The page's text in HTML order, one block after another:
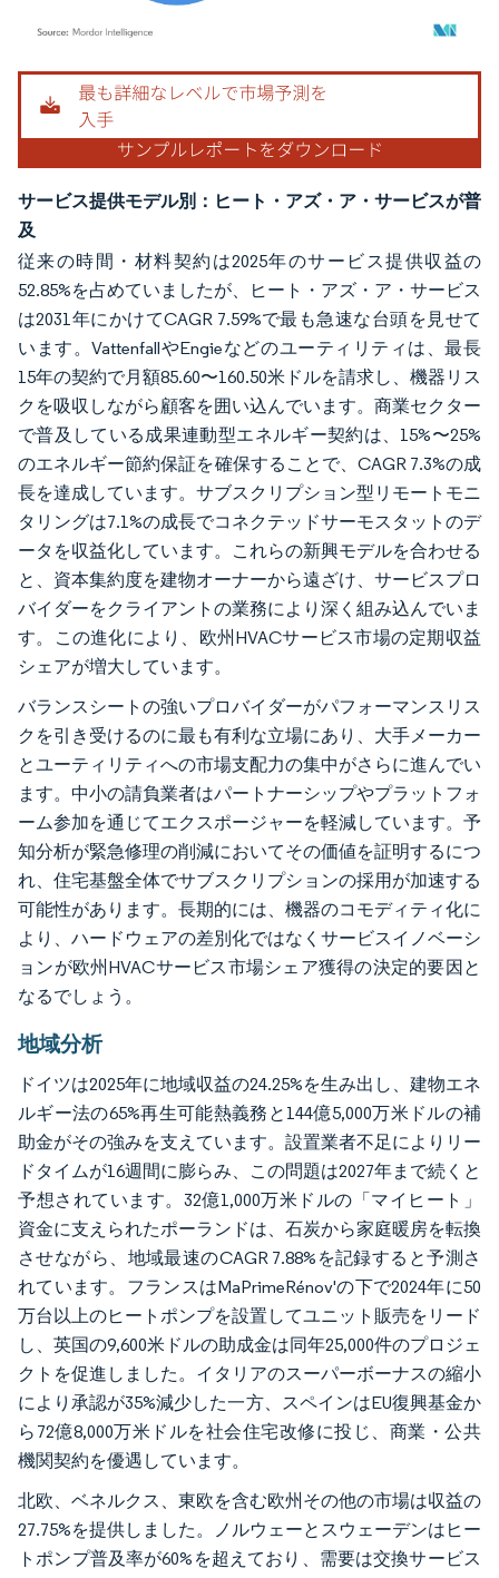
画像 © Mordor Intelligence。再利用にはCC BY 4.0の表示が必要です。
サービス提供モデル別：ヒート・アズ・ア・サービスが普
及
従来の時間・材料契約は2025年のサービス提供収益の
52.85%を占めていましたが、ヒート・アズ・ア・サービス
は2031年にかけてCAGR 7.59%で最も急速な台頭を見せて
います。VattenfallやEngieなどのユーティリティは、最長
15年の契約で月額85.60〜160.50米ドルを請求し、機器リス
クを吸収しながら顧客を囲い込んでいます。商業セクター
で普及している成果連動型エネルギー契約は、15%〜25%
のエネルギー節約保証を確保することで、CAGR 7.3%の成
長を達成しています。サブスクリプション型リモートモニ
タリングは7.1%の成長でコネクテッドサーモスタットのデ
ータを収益化しています。これらの新興モデルを合わせる
と、資本集約度を建物オーナーから遠ざけ、サービスプロ
バイダーをクライアントの業務により深く組み込んでいま
す。この進化により、欧州HVACサービス市場の定期収益
シェアが増大しています。
バランスシートの強いプロバイダーがパフォーマンスリス
クを引き受けるのに最も有利な立場にあり、大手メーカー
とユーティリティへの市場支配力の集中がさらに進んでい
ます。中小の請負業者はパートナーシップやプラットフォ
ーム参加を通じてエクスポージャーを軽減しています。予
知分析が緊急修理の削減においてその価値を証明するにつ
れ、住宅基盤全体でサブスクリプションの採用が加速する
可能性があります。長期的には、機器のコモディティ化に
より、ハードウェアの差別化ではなくサービスイノベーシ
ョンが欧州HVACサービス市場シェア獲得の決定的要因と
なるでしょう。
地域分析
ドイツは2025年に地域収益の24.25%を生み出し、建物エネ
ルギー法の65%再生可能熱義務と144億5,000万米ドルの補
助金がその強みを支えています。設置業者不足によりリー
ドタイムが16週間に膨らみ、この問題は2027年まで続くと
予想されています。32億1,000万米ドルの「マイヒート」
資金に支えられたポーランドは、石炭から家庭暖房を転換
させながら、地域最速のCAGR 7.88%を記録すると予測さ
れています。フランスはMaPrimeRénov'の下で2024年に50
万台以上のヒートポンプを設置してユニット販売をリード
し、英国の9,600米ドルの助成金は同年25,000件のプロジェ
クトを促進しました。イタリアのスーパーボーナスの縮小
により承認が35%減少した一方、スペインはEU復興基金か
ら72億8,000万米ドルを社会住宅改修に投じ、商業・公共
機関契約を優遇しています。
北欧、ベネルクス、東欧を含む欧州その他の市場は収益の
27.75%を提供しました。ノルウェーとスウェーデンはヒー
トポンプ普及率が60%を超えており、需要は交換サービス